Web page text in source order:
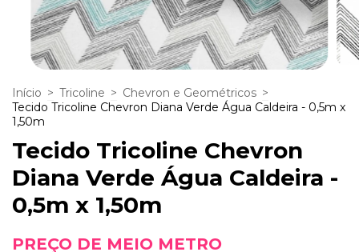
Início > Tricoline > Chevron e Geométricos >
Tecido Tricoline Chevron Diana Verde Água Caldeira - 0,5m x
1,50m
Tecido Tricoline Chevron
Diana Verde Água Caldeira -
0,5m x 1,50m